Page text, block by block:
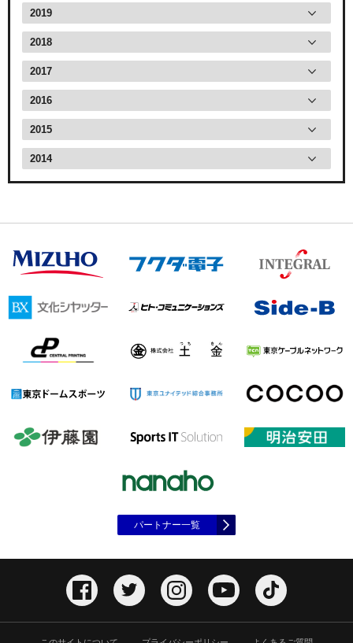
2019
2018
2017
2016
2015
2014
パートナー一覧